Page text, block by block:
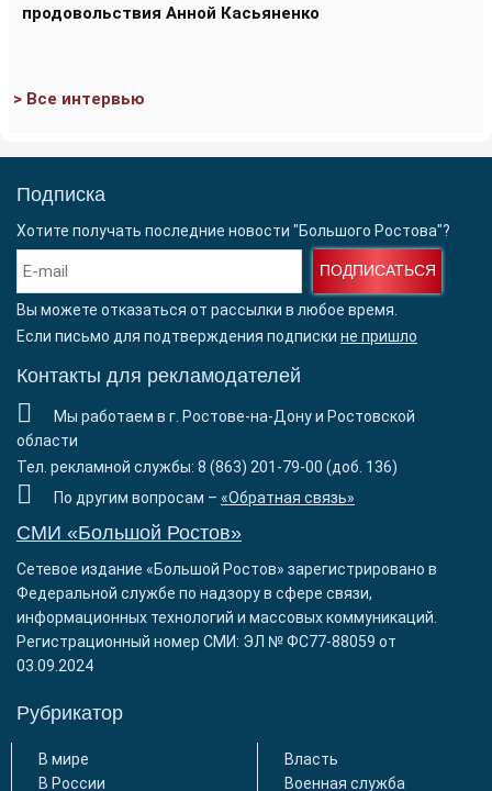
продовольствия Анной Касьяненко
> Все интервью
Подписка
Хотите получать последние новости "Большого Ростова"?
ПОДПИСАТЬСЯ
Вы можете отказаться от рассылки в любое время.
Если письмо для подтверждения подписки не пришло
Контакты для рекламодателей
Мы работаем в г. Ростове-на-Дону и Ростовской
области
Тел. рекламной службы: 8 (863) 201-79-00 (доб. 136)
По другим вопросам – «Обратная связь»
СМИ «Большой Ростов»
Сетевое издание «Большой Ростов» зарегистрировано в
Федеральной службе по надзору в сфере связи,
информационных технологий и массовых коммуникаций.
Регистрационный номер СМИ: ЭЛ № ФС77-88059 от
03.09.2024
Рубрикатор
В мире
В России
Власть
Военная служба